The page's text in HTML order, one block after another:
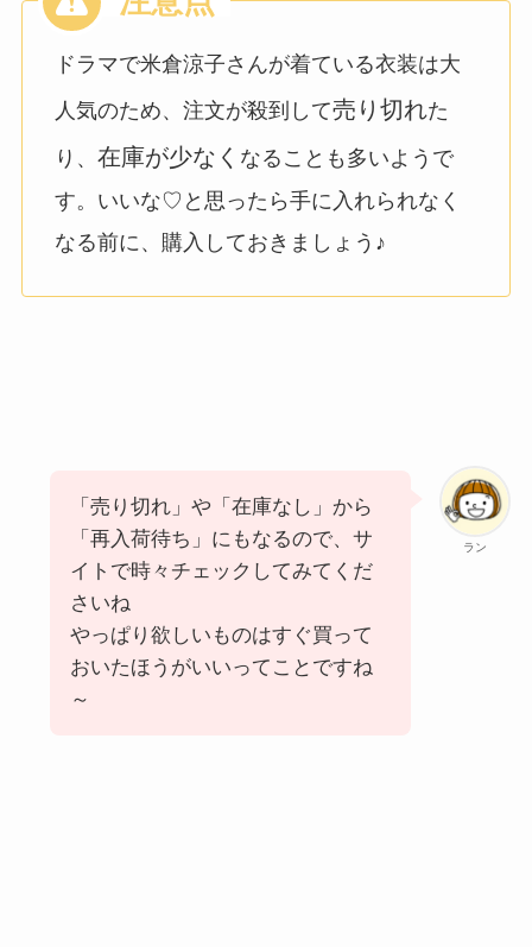
ドラマで米倉涼子さんが着ている衣装は大
人気のため、注文が殺到して売り切れた
り、 在庫が少なく なることも多いようで
す。いいな♡と思ったら手に入れられなく
なる前に、購入しておきましょう♪
ラン
「売り切れ」や「在庫なし」から
「再入荷待ち」にもなるので、サ
イトで時々チェックしてみてくだ
さいね
やっぱり欲しいものはすぐ買って
おいたほうがいいってことですね
～